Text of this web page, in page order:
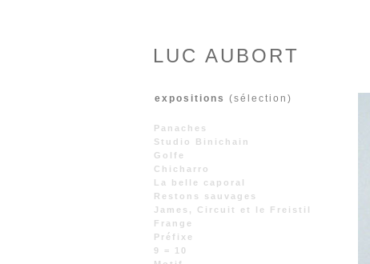
LUC AUBORT
Panaches
Studio Binichain
Golfe
Chicharro
La belle caporal
Restons sauvages
James, Circuit et le Freistil
Frange
Préfixe
9 = 10
expositions (sélection)